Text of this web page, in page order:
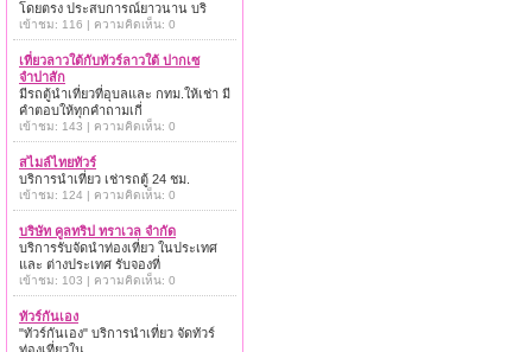
โดยตรง ประสบการณ์ยาวนาน บริ
เข้าชม: 116 | ความคิดเห็น: 0
เที่ยวลาวใต้กับทัวร์ลาวใต้ ปากเซ
จำปาสัก
มีรถตู้นำเที่ยวที่อุบลและ กทม.ให้เช่า มี
คำตอบให้ทุกคำถามเกี่
เข้าชม: 143 | ความคิดเห็น: 0
สไมล์ไทยทัวร์
บริการนำเที่ยว เช่ารถตู้ 24 ชม.
เข้าชม: 124 | ความคิดเห็น: 0
บริษัท คูลทริป ทราเวล จำกัด
บริการรับจัดนำท่องเที่ยว ในประเทศ
และ ต่างประเทศ รับจองที่
เข้าชม: 103 | ความคิดเห็น: 0
ทัวร์กันเอง
"ทัวร์กันเอง" บริการนำเที่ยว จัดทัวร์